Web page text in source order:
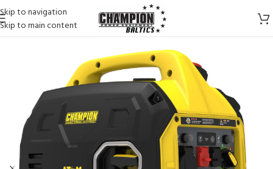
Skip to navigation
Skip to main content